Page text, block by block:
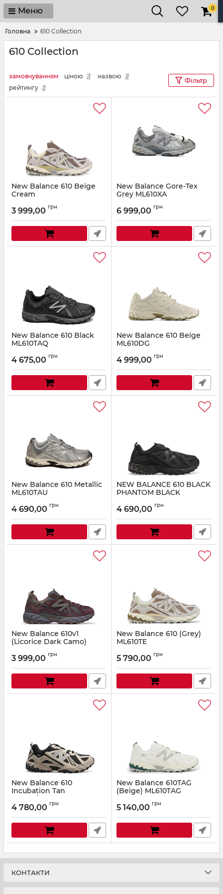
Меню 0
Головна 610 Collection
610 Collection
замовчуванням ціною
назвою
рейтингу
Фільтр
New Balance 610 Beige
Cream
3 999,00 грн
New Balance Gore-Tex
Grey ML610XA
6 999,00 грн
New Balance 610 Black
ML610TAQ
4 675,00 грн
New Balance 610 Beige
ML610DG
4 999,00 грн
New Balance 610 Metallic
ML610TAU
4 690,00 грн
NEW BALANCE 610 BLACK
PHANTOM BLACK
Артикул: ML610TBB-41
4 690,00 грн
New Balance 610v1
(Licorice Dark Camo)
3 999,00 грн
New Balance 610 (Grey)
ML610TE
5 790,00 грн
New Balance 610
Incubation Tan
(Beige/Black) ML610TAC
Артикул: ML610TAC-42
4 780,00 грн
New Balance 610TAG
(Beige) ML610TAG
5 140,00 грн
КОНТАКТИ